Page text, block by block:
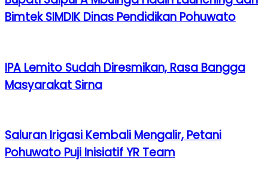
Bimtek SIMDIK Dinas Pendidikan Pohuwato
IPA Lemito Sudah Diresmikan, Rasa Bangga
Masyarakat Sirna
Saluran Irigasi Kembali Mengalir, Petani
Pohuwato Puji Inisiatif YR Team